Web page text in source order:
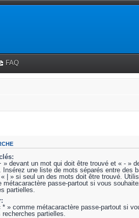
FAQ
» devant un mot qui doit être trouvé et « - »
Insérez une liste de mots séparés entre des
| » si seul un des mots doit être trouvé.
métacaractère passe-partout si vous
partielles.
» comme métacaractère passe-partout si
partielles.